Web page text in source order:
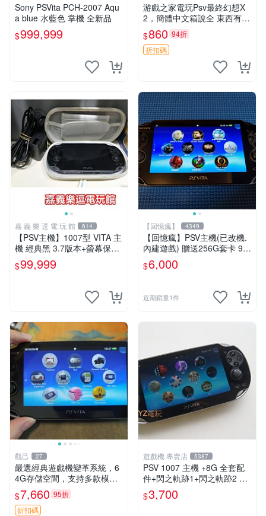
Sony PSVita PCH-2007 Aqu
a blue 水藍色 掌機 全新品
$999,999
游戲之家電玩Psv最終幻想X
2，簡體中文箱說全 東西有現
貨 可以發手物品 無質量問題
售不退不換
$860 94折
折扣碼
嘉 義 樂 逗 電 玩 館 614
【PSV主機】1007型 VITA 主
機 經典黑 3.7版本+螢幕保護
貼+主機收納包【9成新】✪中
古二手✪嘉義樂逗電玩館
$99,999
【回憶瘋】 4349
【回憶瘋】PSV主機(已改機.
內建遊戲) 贈送256G套卡 9成
新 遊戲機 PSVITA
$6,000
近期銷量1件
觀己 27
嚴選經典遊戲機變革系統，6
4G存儲空間，支持多款模擬
器享受懷舊樂趣 黑店版 PSV
游戲 模擬器
$7,660 95折
折扣碼
遊戲機 專賣店 5387
PSV 1007 主機 +8G 全套配
件+閃之軌跡1+閃之軌跡2 保
修一年 品質有保障
$3,700